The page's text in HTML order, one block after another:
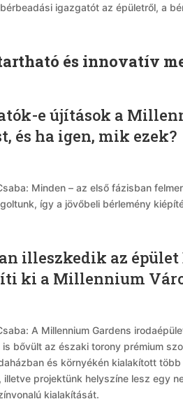
igazgatót az épületről, a
és innovatív
e újítások a
és ha igen, mik ezek?
Minden – az első fázisban
így a jövőbeli bérlemény
illeszkedik az
ki a Millennium
A Millennium Gardens
is bővült az északi torony prémium
és környékén kialakított
illetve projektünk helyszíne lesz egy
kialakítását.